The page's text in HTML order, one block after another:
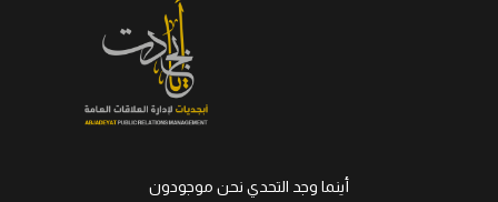
أينما وجد التحدي نحن موجودون